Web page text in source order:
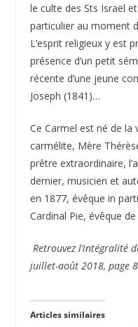
le culte des Sts Israël
particulier au moment
L’esprit religieux y est
présence d’un petit
récente d’une jeune
Joseph (1841)…
Ce Carmel est né de la
carmélite, Mère
prêtre extraordinaire,
dernier, musicien et
en 1877, évêque in
Cardinal Pie, évêque
Retrouvez l’intégralité
juillet-août 2018, page
Articles similaires